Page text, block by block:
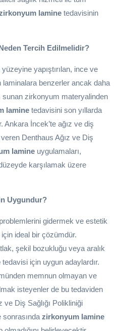
lamine tedavisinin
Tercih Edilmelidir?
yapıştırılan, ince ve
laminalara benzerler ancak daha
sunan zirkonyum materyalinden
lamine tedavisini son yıllarda
İncek’te ağız ve diş
Denthaus Ağız ve Diş
lamine uygulamaları,
karşılamak üzere
Uygundur?
gidermek ve estetik
ideal bir çözümdür.
şekil bozukluğu veya aralık
tedavisi için uygun adaylardır.
memnun olmayan ve
isteyenler de bu tedaviden
ve Diş Sağlığı Polikliniği
sonrasında zirkonyum lamine